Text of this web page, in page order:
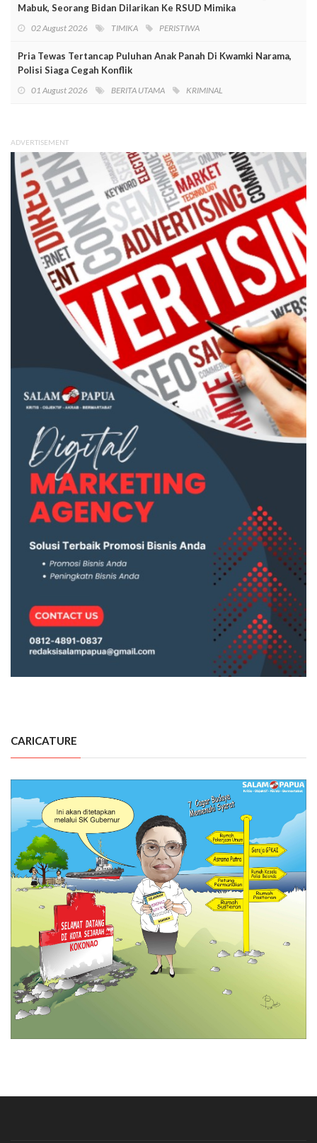
Mabuk, Seorang Bidan Dilarikan Ke RSUD Mimika
02 August 2026 TIMIKA PERISTIWA
Pria Tewas Tertancap Puluhan Anak Panah Di Kwamki Narama,
Polisi Siaga Cegah Konflik
01 August 2026 BERITA UTAMA KRIMINAL
ADVERTISEMENT
CARICATURE